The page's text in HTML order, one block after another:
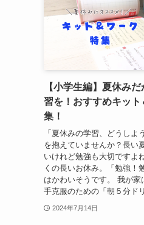
【小学生編】夏休み
習を！おすすめキット
集！
「夏休みの学習、どうし
を抱えていませんか？長い
いけれど勉強も大切ですよ
くの長いお休み。「勉強！
はかわいそうです。 我が家
手克服のための「朝５分ド
2024年7月14日